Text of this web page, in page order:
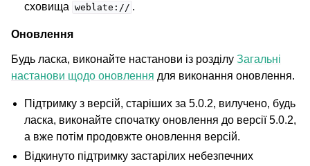
сховища weblate:// .
Оновлення
Будь ласка, виконайте настанови із розділу Загальні
настанови щодо оновлення для виконання оновлення.
Підтримку з версій, старіших за 5.0.2, вилучено, будь
ласка, виконайте спочатку оновлення до версії 5.0.2,
а вже потім продовжте оновлення версій.
Відкинуто підтримку застарілих небезпечних